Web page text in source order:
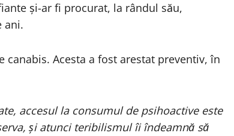
și-ar fi procurat, la rândul său,
ani.
Acesta a fost arestat preventiv, în
accesul la consumul de psihoactive este
și atunci teribilismul îi îndeamnă să